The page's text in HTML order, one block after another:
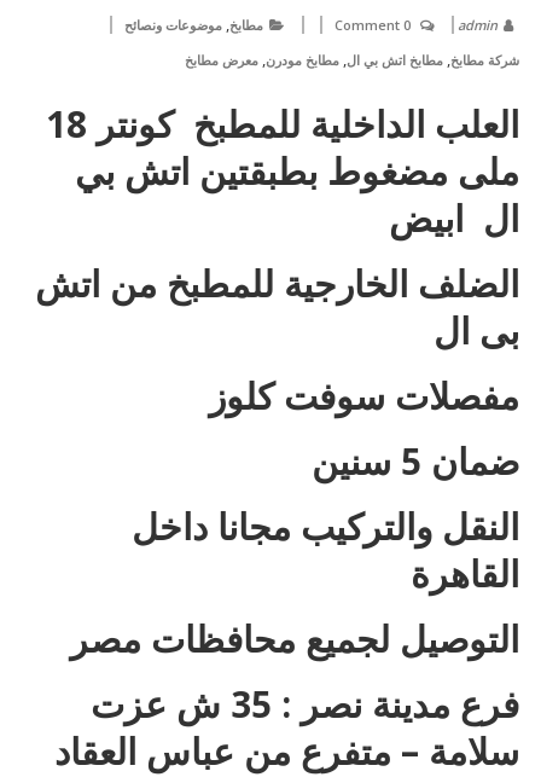
admin
0 Comment مطابخ, موضوعات ونصائح
شركة مطابخ, مطابخ اتش بي ال, مطابخ مودرن, معرض مطابخ
العلب الداخلية للمطبخ كونتر 18
ملى مضغوط بطبقتين اتش بي
ال ابيض
الضلف الخارجية للمطبخ من اتش
بى ال
مفصلات سوفت كلوز
ضمان 5 سنين
النقل والتركيب مجانا داخل
القاهرة
التوصيل لجميع محافظات مصر
فرع مدينة نصر : 35 ش عزت
سلامة – متفرع من عباس العقاد